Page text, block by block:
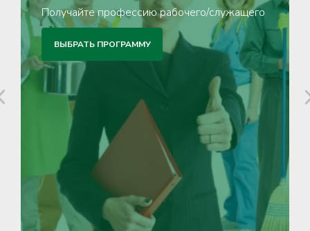
Обучайтесь по актуальным направлениям
ВЫБРАТЬ ПРОГРАММУ